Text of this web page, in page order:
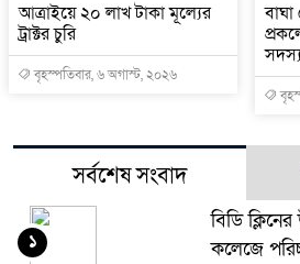
আত্রাইয়ে ২০ লাখ টাকা মূল্যের
ট্রাক্টর চুরি
বৃহস্পতিবার, ৬ অগাস্ট, ২০২৬
সর্বশেষ সংবাদ
বিডি
কলেজে
১